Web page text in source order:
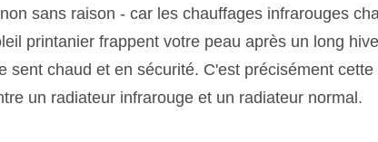
sans raison - car les chauffages infrarouges
printanier frappent votre peau après un long
sent chaud et en sécurité. C'est précisément
un radiateur infrarouge et un radiateur normal.